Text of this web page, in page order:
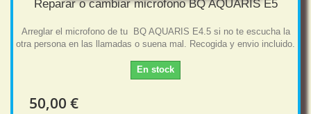
Reparar o cambiar microfono BQ AQUARIS E5
Arreglar el microfono de tu BQ AQUARIS E4.5 si no te escucha la
otra persona en las llamadas o suena mal. Recogida y envio incluido.
En stock
50,00 €